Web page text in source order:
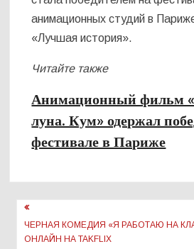
анимационных студий в
«Лучшая история».
Читайте также
Анимационный фильм
луна. Кум» одержал
фестивале в Париже
Навигация
по
ЧЕРНАЯ КОМЕДИЯ «Я РАБОТАЮ НА
ОНЛАЙН НА TAKFLIX